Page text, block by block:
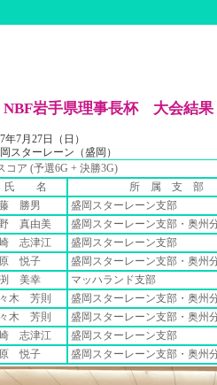
NBF岩手県理事長杯 大会結果
7月27日（日）
スターレーン（盛岡）
コア (予選6G + 決勝3G)
氏 名 所 属 支 部
勝男 盛岡スターレーン支部
真由美 盛岡スターレーン支部・奥州
志津江 盛岡スターレーン支部
悦子 盛岡スターレーン支部・奥州
美幸 マッハランド支部
木 芳則 盛岡スターレーン支部・奥州
木 芳則 盛岡スターレーン支部・奥州
志津江 盛岡スターレーン支部
悦子 盛岡スターレーン支部・奥州